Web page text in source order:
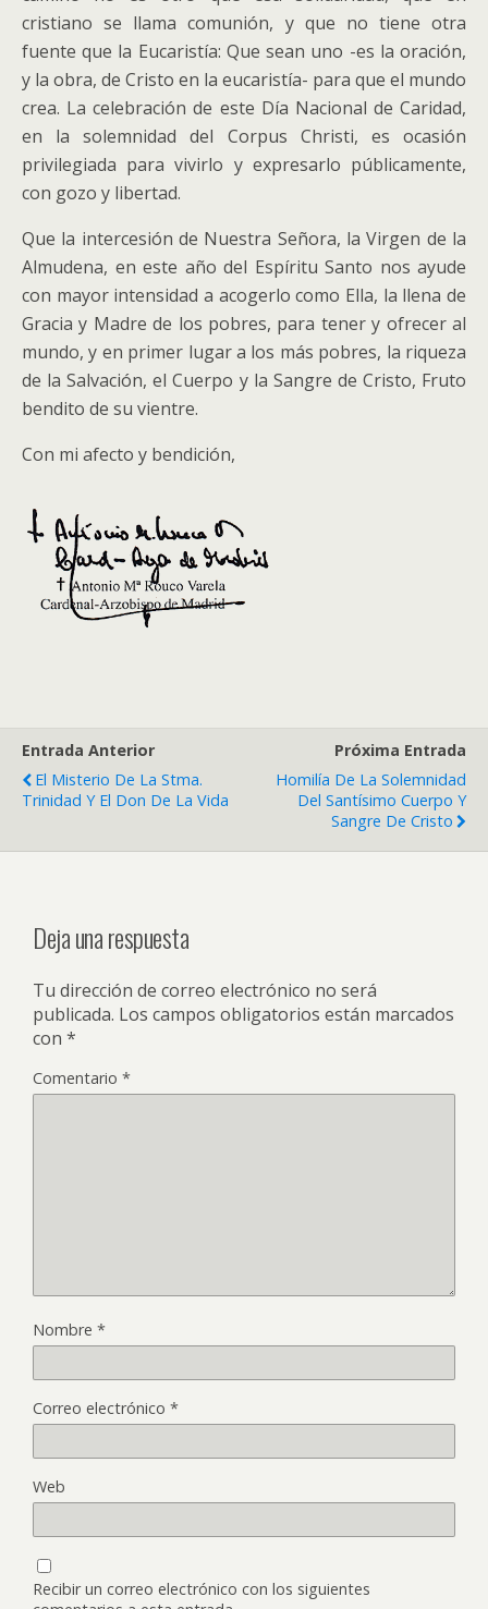
cristiano se llama comunión, y que no tiene otra
fuente que la Eucaristía: Que sean uno -es la oración,
y la obra, de Cristo en la eucaristía- para que el mundo
crea. La celebración de este Día Nacional de Caridad,
en la solemnidad del Corpus Christi, es ocasión
privilegiada para vivirlo y expresarlo públicamente,
con gozo y libertad.
Que la intercesión de Nuestra Señora, la Virgen de la
Almudena, en este año del Espíritu Santo nos ayude
con mayor intensidad a acogerlo como Ella, la llena de
Gracia y Madre de los pobres, para tener y ofrecer al
mundo, y en primer lugar a los más pobres, la riqueza
de la Salvación, el Cuerpo y la Sangre de Cristo, Fruto
bendito de su vientre.
Con mi afecto y bendición,
Entrada Anterior
El Misterio De La Stma.
Trinidad Y El Don De La Vida
Próxima Entrada
Homilía De La Solemnidad
Del Santísimo Cuerpo Y
Sangre De Cristo
Deja una respuesta
Tu dirección de correo electrónico no será
publicada. Los campos obligatorios están marcados
con *
Comentario *
Nombre *
Correo electrónico *
Web
Recibir un correo electrónico con los siguientes